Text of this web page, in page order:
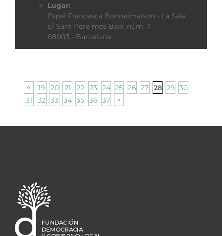
Lugar:
Espai Francesca Bonneimaison - La Sala
c/ Sant Pere més Baix, núm. 7
08003 - Barcelona
19 20 21 22 23 24 25 26 27 28 29 30
31
32 33 34 35 36 37